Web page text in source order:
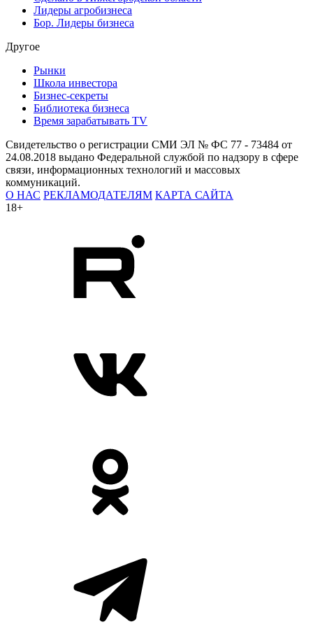
Лидеры агробизнеса
Бор. Лидеры бизнеса
Другое
Рынки
Школа инвестора
Бизнес-секреты
Библиотека бизнеса
Время зарабатывать TV
Свидетельство о регистрации СМИ ЭЛ № ФС 77 - 73484 от
24.08.2018 выдано Федеральной службой по надзору в сфере
связи, информационных технологий и массовых
коммуникаций.
О НАС РЕКЛАМОДАТЕЛЯМ КАРТА САЙТА
18+